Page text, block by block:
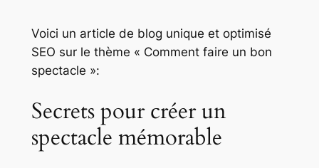
Voici un article de blog unique et optimisé
SEO sur le thème « Comment faire un bon
spectacle »:
Secrets pour créer un
spectacle mémorable